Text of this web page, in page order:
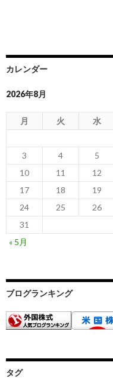
カレンダー
2026年8月
月 火 水
3
4 5
10
11 12
17
18 19
24
25 26
31
« 5月
ブログランキング
タグ